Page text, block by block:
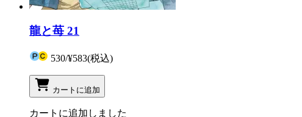
龍と苺 21
530/¥583(税込)
カートに追加
カートに追加しました